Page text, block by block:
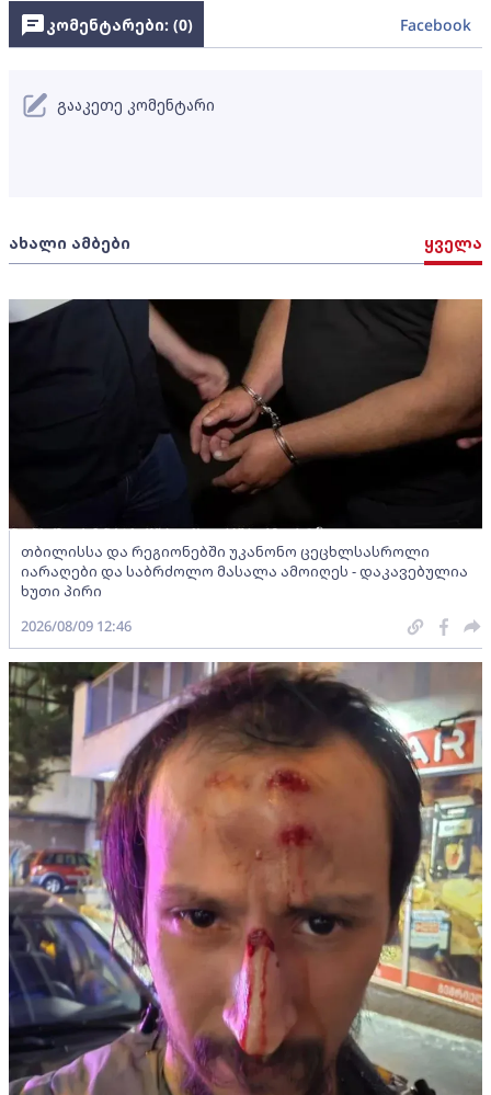
ახალი ამბები ყველა
თბილისსა და რეგიონებში უკანონო ცეცხლსასროლი
იარაღები და საბრძოლო მასალა ამოიღეს - დაკავებულია
ხუთი პირი
2026/08/09 12:46
კომენტარები: (0) Facebook
გააკეთე კომენტარი